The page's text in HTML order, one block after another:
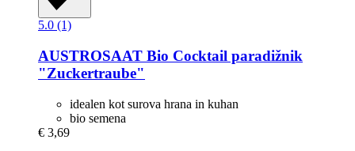
5.0 (1)
AUSTROSAAT Bio Cocktail paradižnik
"Zuckertraube"
idealen kot surova hrana in kuhan
bio semena
€ 3,69